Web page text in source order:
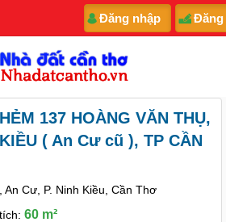
Đăng nhập Đăng
137 HOÀNG VĂN THỤ,
( An Cư cũ ), TP CẦN
Cư, P. Ninh Kiều, Cần Thơ
60 m²